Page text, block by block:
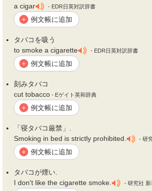
a cigar
- EDR日英対訳辞書
+ 例文帳に追加
タバコを吸う
to smoke a cigarette
- EDR日英対訳辞書
+ 例文帳に追加
刻みタバコ
cut tobacco - Eゲイト英和辞典
+ 例文帳に追加
「寝タバコ厳禁」.
Smoking in bed is strictly prohibited.
- 研
+ 例文帳に追加
タバコが煙い.
I don't like the cigarette smoke.
- 研究社